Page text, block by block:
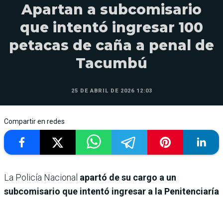
Apartan a subcomisario
que intentó ingresar 100
petacas de caña a penal de
Tacumbú
25 DE ABRIL DE 2026 12:03
Compartir en redes
La Policía Nacional apartó de su cargo a un
subcomisario que intentó ingresar a la Penitenciaría